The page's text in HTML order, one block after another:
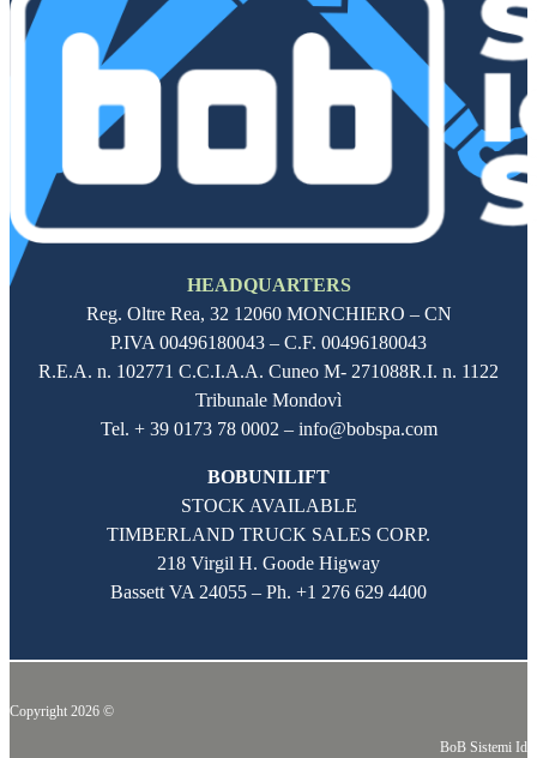
HEADQUARTERS
Reg. Oltre Rea, 32 12060 MONCHIERO – CN
P.IVA 00496180043 – C.F. 00496180043
R.E.A. n. 102771 C.C.I.A.A. Cuneo M- 271088R.I. n. 1122
Tribunale Mondovì
Tel. + 39 0173 78 0002 – info@bobspa.com
BOBUNILIFT
STOCK AVAILABLE
TIMBERLAND TRUCK SALES CORP.
218 Virgil H. Goode Higway
Bassett VA 24055 – Ph. +1 276 629 4400
Copyright 2026 ©
BoB Sistemi